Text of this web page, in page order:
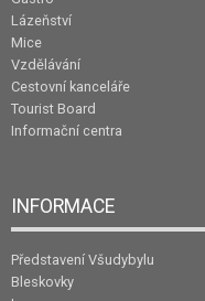
Lázeňství
Mice
Vzdělávání
Cestovní kanceláře
Tourist Board
Informační centra
INFORMACE
Představení Všudybylu
Bleskovky